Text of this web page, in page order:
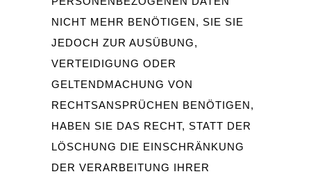
NICHT MEHR BENÖTIGEN, SIE SIE
JEDOCH ZUR AUSÜBUNG,
VERTEIDIGUNG ODER
GELTENDMACHUNG VON
RECHTSANSPRÜCHEN BENÖTIGEN,
HABEN SIE DAS RECHT, STATT DER
LÖSCHUNG DIE EINSCHRÄNKUNG
DER VERARBEITUNG IHRER